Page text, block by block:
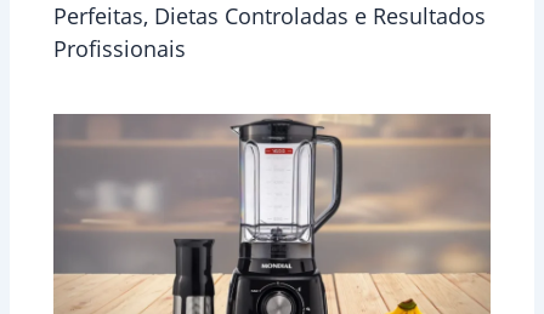
Perfeitas, Dietas Controladas e Resultados
Profissionais